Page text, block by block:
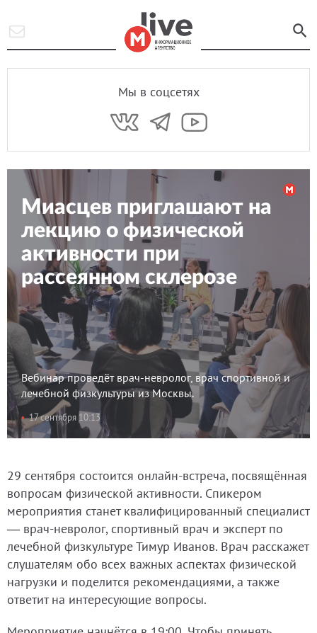
Мы в соцсетях
Миасцев приглашают на
лекцию о физической
активности при
рассеянном склерозе
Вебинар проведёт врач-невролог, врач спортивной и
лечебной физкультуры из Москвы.
17 сентября 10:13
29 сентября состоится онлайн-встреча, посвящённая
вопросам физической активности. Спикером
мероприятия станет квалифицированный специалист
— врач-невролог, спортивный врач и эксперт по
лечебной физкультуре Тимур Иванов. Врач расскажет
слушателям обо всех важных аспектах физической
нагрузки и поделится рекомендациями, а также
ответит на интересующие вопросы.